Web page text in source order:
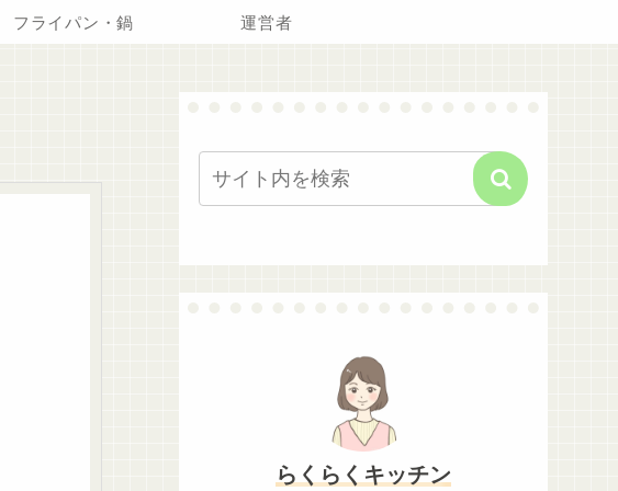
フライパン・鍋 運営者
らくらくキッチン